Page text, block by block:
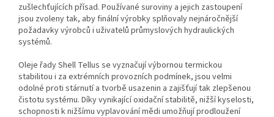
zušlechťujících přísad. Používané suroviny a jejich zastoupení
jsou zvoleny tak, aby finální výrobky splňovaly nejnáročnější
požadavky výrobců i uživatelů průmyslových hydraulických
systémů.
Oleje řady Shell Tellus se vyznačují výbornou termickou
stabilitou i za extrémních provozních podmínek, jsou velmi
odolné proti stárnutí a tvorbě usazenin a zajišťují tak zlepšenou
čistotu systému. Díky vynikající oxidační stabilitě, nižší kyselosti,
schopnosti k nižšímu vyplavování mědi umožňují prodloužení